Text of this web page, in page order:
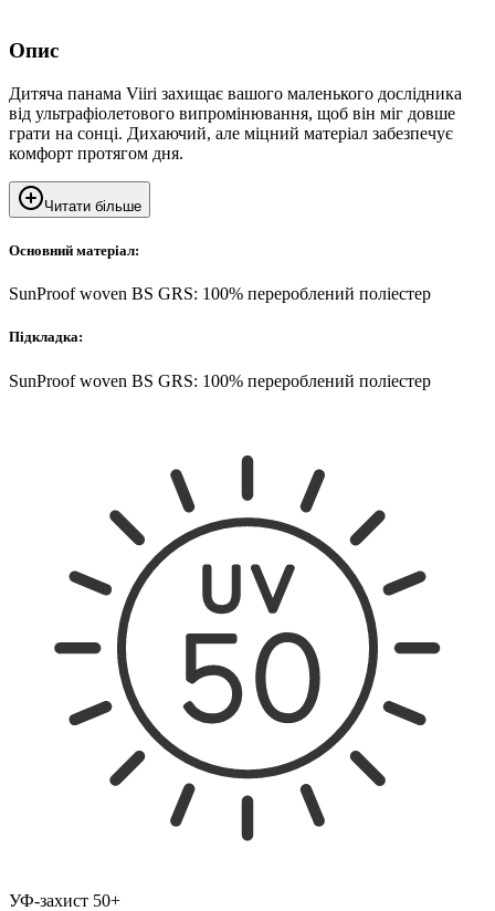
Опис
Дитяча панама Viiri захищає вашого маленького дослідника
від ультрафіолетового випромінювання, щоб він міг довше
грати на сонці. Дихаючий, але міцний матеріал забезпечує
комфорт протягом дня.
Читати більше
Основний матеріал:
SunProof woven BS GRS: 100% перероблений поліестер
Підкладка:
SunProof woven BS GRS: 100% перероблений поліестер
УФ-захист 50+